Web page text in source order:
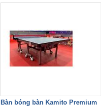
Bàn bóng bàn Kamito Premium